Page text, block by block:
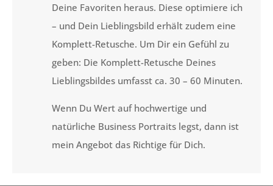
Deine Favoriten heraus. Diese optimiere ich
– und Dein Lieblingsbild erhält zudem eine
Komplett-Retusche. Um Dir ein Gefühl zu
geben: Die Komplett-Retusche Deines
Lieblingsbildes umfasst ca. 30 – 60 Minuten.
Wenn Du Wert auf hochwertige und
natürliche Business Portraits legst, dann ist
mein Angebot das Richtige für Dich.